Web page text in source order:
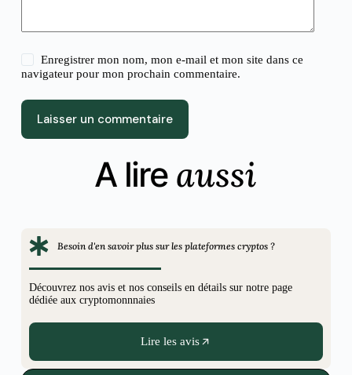
Enregistrer mon nom, mon e-mail et mon site dans ce
navigateur pour mon prochain commentaire.
Laisser un commentaire
A lire aussi
Besoin d'en savoir plus sur les plateformes cryptos ?
Découvrez nos avis et nos conseils en détails sur notre page
dédiée aux cryptomonnnaies
Lire les avis